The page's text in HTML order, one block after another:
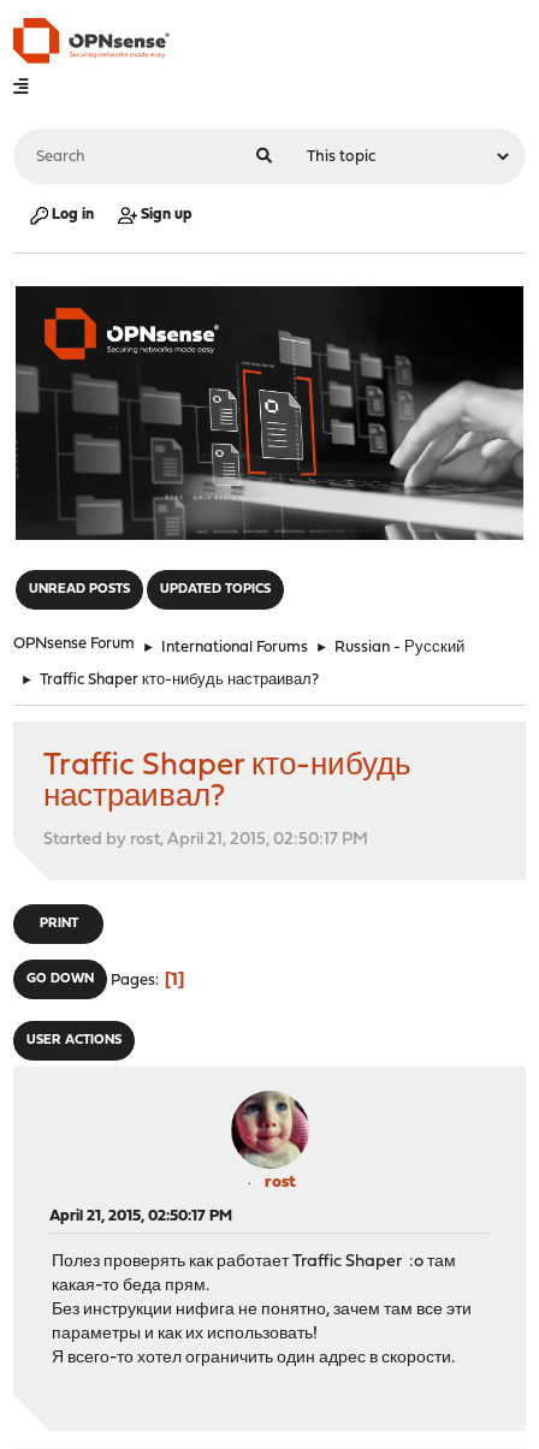
Log in Sign up
UNREAD POSTS UPDATED TOPICS
OPNsense Forum ► International Forums ► Russian - Русский
► Traffic Shaper кто-нибудь настраивал?
Traffic Shaper кто-нибудь
настраивал?
Started by rost, April 21, 2015, 02:50:17 PM
PRINT
GO DOWN Pages 1
USER ACTIONS
rost
April 21, 2015, 02:50:17 PM
Полез проверять как работает Traffic Shaper :o там
какая-то беда прям.
Без инструкции нифига не понятно, зачем там все эти
параметры и как их использовать!
Я всего-то хотел ограничить один адрес в скорости.